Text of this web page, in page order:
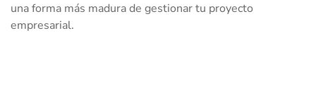
una forma más madura de gestionar tu proyecto
empresarial.